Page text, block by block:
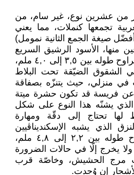
من عشرين نوع، غير سام، من
تجمعها كنملات، مما يعني
صيغة الجمع الثانية نمومل)
منها، الأسود الرشيق السريع
(Stenamma Debile) يتراوح طوله بين ٣,٥ إلى ٤,٠ ملم،
الشقوق الضيّقة تحت البلاط
في منزلي، حيث يتنزّه بصفاقة
عن فريسة قد تكون حشرة ميتة
الذي يشنّه هذا النوع على شكل
تحتاج إلى دقّة ومهارة
الذي يشبه الإسكنديناڤيين
(Lasius Flavus) يتراوح طوله بين ٢,٢ إلى ٤,٨ ملم،
يخرج إلّا في حالات الضرورة
مرج الحشيش، وخاصّة قرب
إن وُجدت.